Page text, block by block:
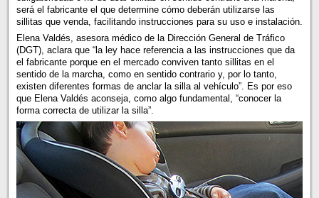
será el fabricante el que determine cómo deberán utilizarse las
sillitas que venda, facilitando instrucciones para su uso e instalación.
Elena Valdés, asesora médico de la Dirección General de Tráfico
(DGT), aclara que “la ley hace referencia a las instrucciones que da
el fabricante porque en el mercado conviven tanto sillitas en el
sentido de la marcha, como en sentido contrario y, por lo tanto,
existen diferentes formas de anclar la silla al vehículo”. Es por eso
que Elena Valdés aconseja, como algo fundamental, “conocer la
forma correcta de utilizar la silla”.